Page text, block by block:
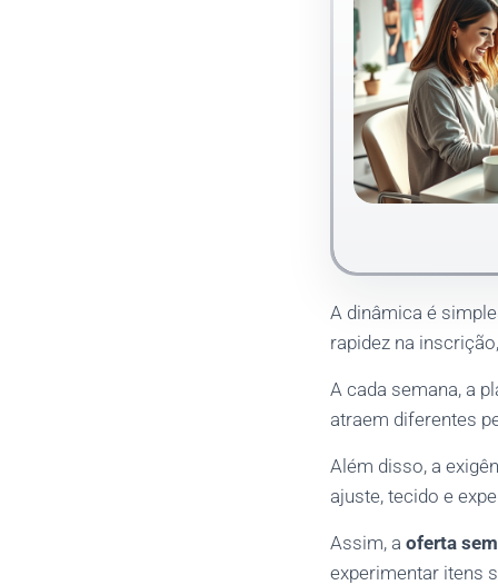
A dinâmica é
rapidez na
A cada semana, a
atraem diferentes
Além disso, a
ajuste, tecido e
Assim, a oferta
experimentar itens